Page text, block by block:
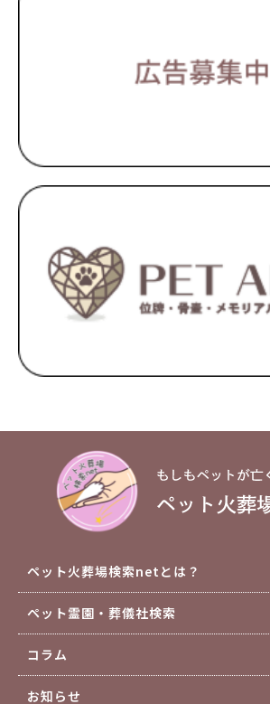
ペット火葬場検索netとは？
ペット霊園・葬儀社検索
コラム
お知らせ